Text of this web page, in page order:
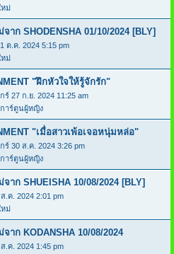
ม่
าก SHODENSHA 01/10/2024 [BLY]
ต.ค. 2024 5:15 pm
ม่
"ฝึกหัวใจให้รู้จักรัก"
ร์ 27 ก.ย. 2024 11:25 am
าร์ตูนผู้หญิง
"เมื่อสาวเพ้อเจอหนุ่มหล่อ"
ร์ 30 ส.ค. 2024 3:26 pm
าร์ตูนผู้หญิง
าก SHUEISHA 10/08/2024 [BLY]
.ค. 2024 2:01 pm
ม่
าก KODANSHA 10/08/2024
ส.ค. 2024 1:45 pm